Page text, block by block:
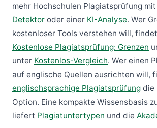
mehr Hochschulen Plagiatsprüfung
Detektor oder einer KI-Analyse. Wer
kostenloser Tools verstehen will,
Kostenlose Plagiatsprüfung: Grenzen
unter Kostenlos-Vergleich. Wer einen
auf englische Quellen ausrichten will,
englischsprachige Plagiatsprüfung die
Option. Eine kompakte Wissensbasis
liefert Plagiatuntertypen und die